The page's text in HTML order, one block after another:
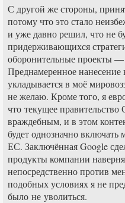
С другой же стороны,
потому что это стало
и уже давно решил, что не
придерживающихся
оборонительные проекты —
Преднамеренное
укладывается в моё
не желаю. Кроме того, я
что текущее
враждебным, и в этом
будет однозначно
ЕС. Заключённая Google
продукты компании
непосредственно против
подобных условиях я не
было не уволиться.